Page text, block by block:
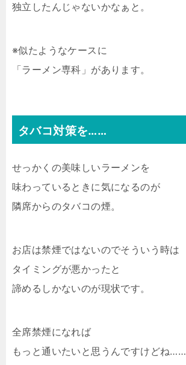
独立したんじゃないかなぁと。
※似たようなケースに
「ラーメン専科」があります。
タバコ対策を……
せっかくの美味しいラーメンを
味わっているときに気になるのが
隣席からのタバコの煙。
お店は禁煙ではないのでそういう時は
タイミングが悪かったと
諦めるしかないのが現状です。
全席禁煙になれば
もっと通いたいと思うんですけどね……